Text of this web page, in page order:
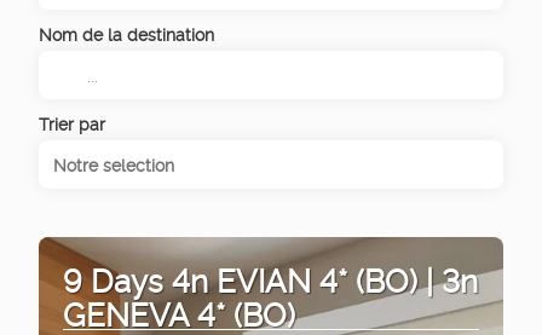
Nom de la destination
Trier par
Notre selection
9 Days 4n EVIAN 4* (BO) | 3n
GENEVA 4* (BO)